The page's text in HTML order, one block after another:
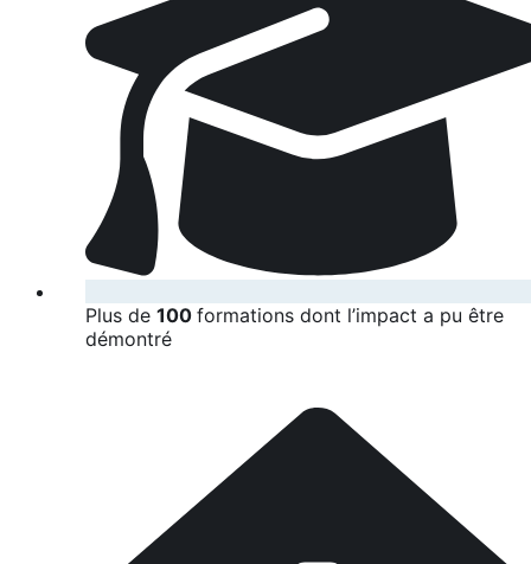
Plus de 100 formations dont l’impact a pu être
démontré